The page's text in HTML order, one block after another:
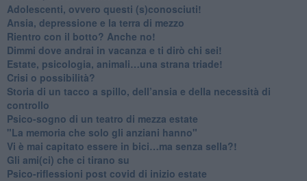
Adolescenti, ovvero questi (s)conosciuti!
Ansia, depressione e la terra di mezzo
​Rientro con il botto? Anche no!
Dimmi dove andrai in vacanza e ti dirò chi sei!
​Estate, psicologia, animali…una strana triade!
​Crisi o possibilità?
​Storia di un tacco a spillo, dell’ansia e della necessità di
controllo
​Psico-sogno di un teatro di mezza estate
"La memoria che solo gli anziani hanno"
​Vi è mai capitato essere in bici…ma senza sella?!
​Gli ami(ci) che ci tirano su
Psico-riflessioni post covid di inizio estate